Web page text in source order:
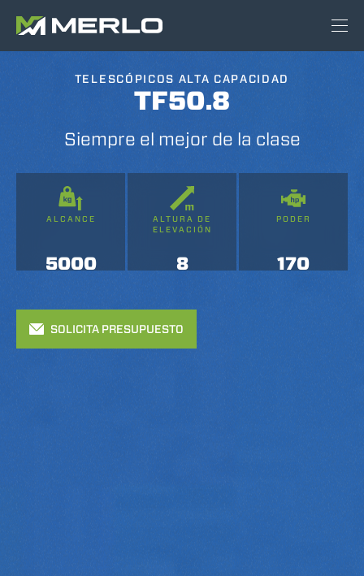
TELESCÓPICOS ALTA CAPACIDAD
TF50.8
Siempre el mejor de la clase
ALCANCE
5000
ALTURA DE
ELEVACIÓN
8
PODER
170
SOLICITA PRESUPUESTO